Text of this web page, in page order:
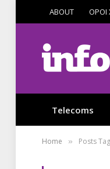
ABOUT ΟΡΟΙ
Telecoms
Home » Posts